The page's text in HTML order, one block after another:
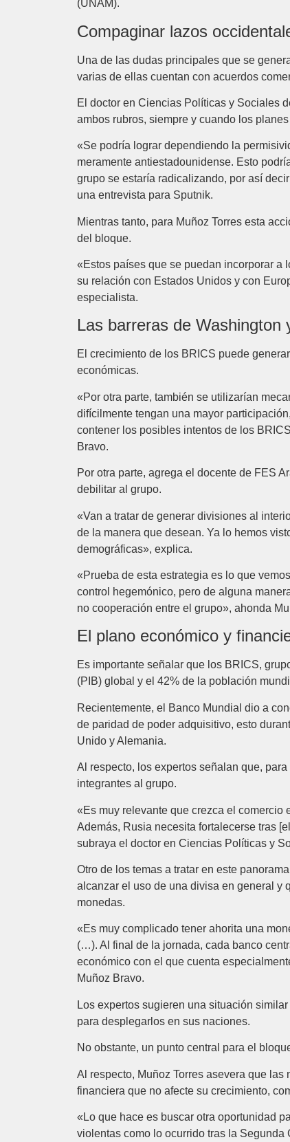
(UNAM).
Compaginar lazos
Una de las dudas principales que se
varias de ellas cuentan con acuerdos
El doctor en Ciencias Políticas y Sociales
ambos rubros, siempre y cuando los
«Se podría lograr dependiendo la
meramente antiestadounidense. Esto
grupo se estaría radicalizando, por así
una entrevista para Sputnik.
Mientras tanto, para Muñoz Torres esta
del bloque.
«Estos países que se puedan incorporar a
su relación con Estados Unidos y con
especialista.
Las barreras de Washington
El crecimiento de los BRICS puede
económicas.
«Por otra parte, también se utilizarían
difícilmente tengan una mayor
contener los posibles intentos de los
Bravo.
Por otra parte, agrega el docente de FES
debilitar al grupo.
«Van a tratar de generar divisiones al
de la manera que desean. Ya lo hemos
demográficas», explica.
«Prueba de esta estrategia es lo que
control hegemónico, pero de alguna
no cooperación entre el grupo», ahonda
El plano económico y
Es importante señalar que los BRICS,
(PIB) global y el 42% de la población
Recientemente, el Banco Mundial dio a
de paridad de poder adquisitivo, esto
Unido y Alemania.
Al respecto, los expertos señalan que,
integrantes al grupo.
«Es muy relevante que crezca el comercio
Además, Rusia necesita fortalecerse tras
subraya el doctor en Ciencias Políticas y
Otro de los temas a tratar en este
alcanzar el uso de una divisa en general y
monedas.
«Es muy complicado tener ahorita una
(…). Al final de la jornada, cada banco
económico con el que cuenta
Muñoz Bravo.
Los expertos sugieren una situación
para desplegarlos en sus naciones.
No obstante, un punto central para el
Al respecto, Muñoz Torres asevera que
financiera que no afecte su crecimiento,
«Lo que hace es buscar otra oportunidad
violentas como lo ocurrido tras la